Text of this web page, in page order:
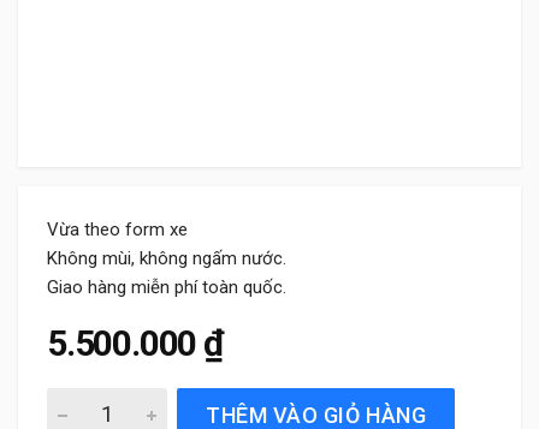
Vừa theo form xe
Không mùi, không ngấm nước.
Giao hàng miễn phí toàn quốc.
5.500.000 ₫
Thảm Sàn Xe Mercedes GLE53 (2021 đến 2025)
THÊM VÀO GIỎ HÀNG